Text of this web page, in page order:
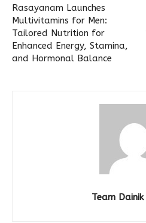
Rasayanam Launches
Multivitamins for Men:
Tailored Nutrition for
Enhanced Energy, Stamina,
and Hormonal Balance
Team